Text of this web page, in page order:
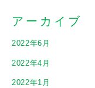
アーカイブ
2022年6月
2022年4月
2022年1月